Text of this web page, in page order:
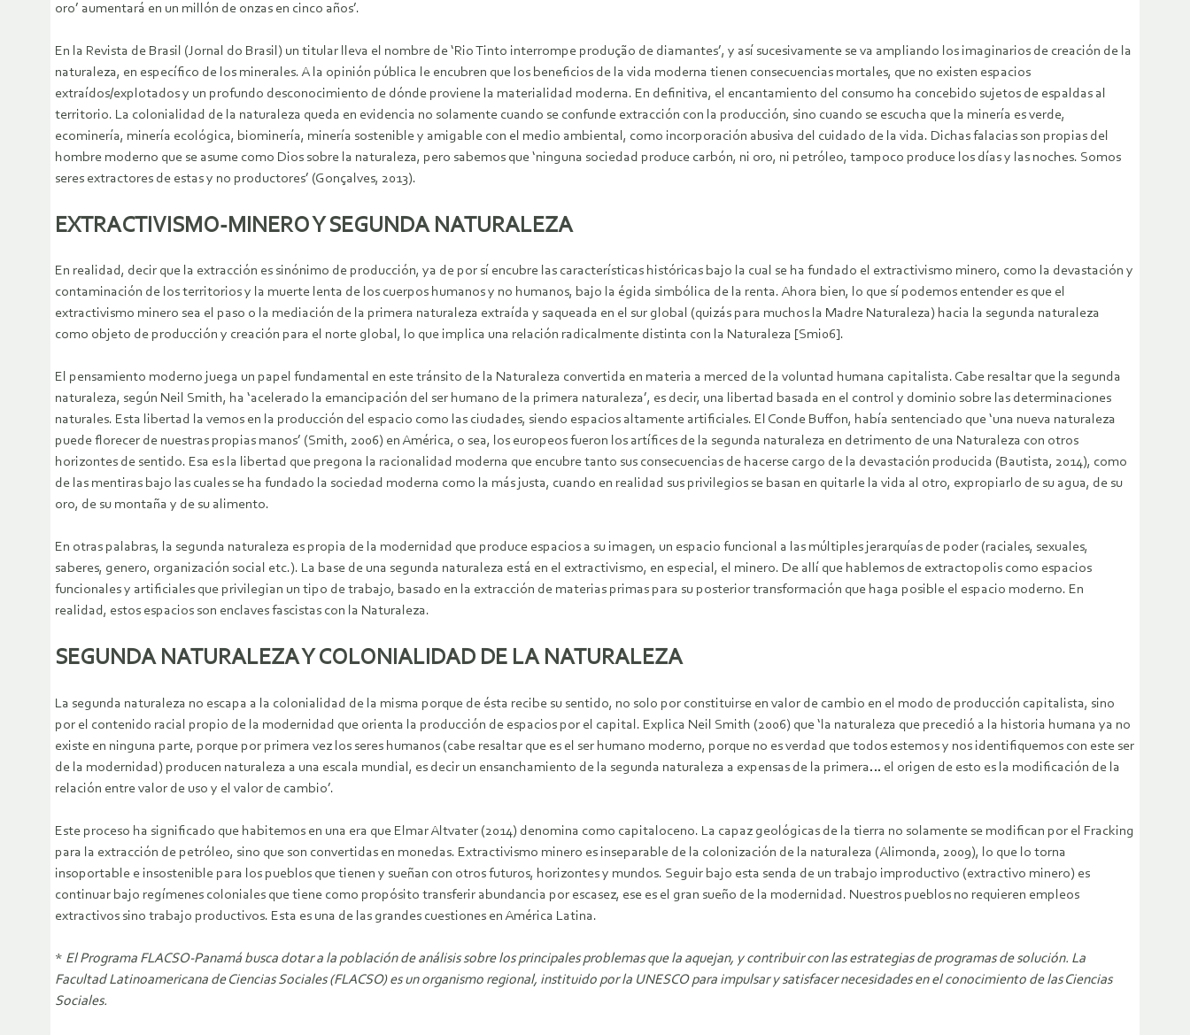
oro’ aumentará en un millón de onzas en cinco años’.
En la Revista de Brasil (Jornal do Brasil) un titular lleva el nombre de ‘Rio Tinto interrompe produção de diamantes’, y así sucesivamente se va ampliando los imaginarios de creación de la
naturaleza, en específico de los minerales. A la opinión pública le encubren que los beneficios de la vida moderna tienen consecuencias mortales, que no existen espacios
extraídos/explotados y un profundo desconocimiento de dónde proviene la materialidad moderna. En definitiva, el encantamiento del consumo ha concebido sujetos de espaldas al
territorio. La colonialidad de la naturaleza queda en evidencia no solamente cuando se confunde extracción con la producción, sino cuando se escucha que la minería es verde,
ecominería, minería ecológica, biominería, minería sostenible y amigable con el medio ambiental, como incorporación abusiva del cuidado de la vida. Dichas falacias son propias del
hombre moderno que se asume como Dios sobre la naturaleza, pero sabemos que ‘ninguna sociedad produce carbón, ni oro, ni petróleo, tampoco produce los días y las noches. Somos
seres extractores de estas y no productores’ (Gonçalves, 2013).
EXTRACTIVISMO-MINERO Y SEGUNDA NATURALEZA
En realidad, decir que la extracción es sinónimo de producción, ya de por sí encubre las características históricas bajo la cual se ha fundado el extractivismo minero, como la devastación y
contaminación de los territorios y la muerte lenta de los cuerpos humanos y no humanos, bajo la égida simbólica de la renta. Ahora bien, lo que sí podemos entender es que el
extractivismo minero sea el paso o la mediación de la primera naturaleza extraída y saqueada en el sur global (quizás para muchos la Madre Naturaleza) hacia la segunda naturaleza
como objeto de producción y creación para el norte global, lo que implica una relación radicalmente distinta con la Naturaleza [Smi06].
El pensamiento moderno juega un papel fundamental en este tránsito de la Naturaleza convertida en materia a merced de la voluntad humana capitalista. Cabe resaltar que la segunda
naturaleza, según Neil Smith, ha ‘acelerado la emancipación del ser humano de la primera naturaleza’, es decir, una libertad basada en el control y dominio sobre las determinaciones
naturales. Esta libertad la vemos en la producción del espacio como las ciudades, siendo espacios altamente artificiales. El Conde Buffon, había sentenciado que ‘una nueva naturaleza
puede florecer de nuestras propias manos’ (Smith, 2006) en América, o sea, los europeos fueron los artífices de la segunda naturaleza en detrimento de una Naturaleza con otros
horizontes de sentido. Esa es la libertad que pregona la racionalidad moderna que encubre tanto sus consecuencias de hacerse cargo de la devastación producida (Bautista, 2014), como
de las mentiras bajo las cuales se ha fundado la sociedad moderna como la más justa, cuando en realidad sus privilegios se basan en quitarle la vida al otro, expropiarlo de su agua, de su
oro, de su montaña y de su alimento.
En otras palabras, la segunda naturaleza es propia de la modernidad que produce espacios a su imagen, un espacio funcional a las múltiples jerarquías de poder (raciales, sexuales,
saberes, genero, organización social etc.). La base de una segunda naturaleza está en el extractivismo, en especial, el minero. De allí que hablemos de extractopolis como espacios
funcionales y artificiales que privilegian un tipo de trabajo, basado en la extracción de materias primas para su posterior transformación que haga posible el espacio moderno. En
realidad, estos espacios son enclaves fascistas con la Naturaleza.
SEGUNDA NATURALEZA Y COLONIALIDAD DE LA NATURALEZA
La segunda naturaleza no escapa a la colonialidad de la misma porque de ésta recibe su sentido, no solo por constituirse en valor de cambio en el modo de producción capitalista, sino
por el contenido racial propio de la modernidad que orienta la producción de espacios por el capital. Explica Neil Smith (2006) que ‘la naturaleza que precedió a la historia humana ya no
existe en ninguna parte, porque por primera vez los seres humanos (cabe resaltar que es el ser humano moderno, porque no es verdad que todos estemos y nos identifiquemos con este ser
de la modernidad) producen naturaleza a una escala mundial, es decir un ensanchamiento de la segunda naturaleza a expensas de la primera… el origen de esto es la modificación de la
relación entre valor de uso y el valor de cambio’.
Este proceso ha significado que habitemos en una era que Elmar Altvater (2014) denomina como capitaloceno. La capaz geológicas de la tierra no solamente se modifican por el Fracking
para la extracción de petróleo, sino que son convertidas en monedas. Extractivismo minero es inseparable de la colonización de la naturaleza (Alimonda, 2009), lo que lo torna
insoportable e insostenible para los pueblos que tienen y sueñan con otros futuros, horizontes y mundos. Seguir bajo esta senda de un trabajo improductivo (extractivo minero) es
continuar bajo regímenes coloniales que tiene como propósito transferir abundancia por escasez, ese es el gran sueño de la modernidad. Nuestros pueblos no requieren empleos
extractivos sino trabajo productivos. Esta es una de las grandes cuestiones en América Latina.
* El Programa FLACSO-Panamá busca dotar a la población de análisis sobre los principales problemas que la aquejan, y contribuir con las estrategias de programas de solución. La
Facultad Latinoamericana de Ciencias Sociales (FLACSO) es un organismo regional, instituido por la UNESCO para impulsar y satisfacer necesidades en el conocimiento de las Ciencias
Sociales.